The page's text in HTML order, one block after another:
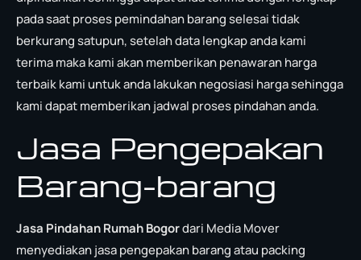
pada saat proses pemindahan barang selesai tidak
berkurang satupun, setelah data lengkap anda kami
terima maka kami akan memberikan penawaran harga
terbaik kami untuk anda lakukan negosiasi harga sehingga
kami dapat memberikan jadwal proses pindahan anda.
Jasa Pengepakan
Barang-barang
Jasa Pindahan Rumah Bogordari Media Mover
menyediakan jasa pengepakan barang atau packing